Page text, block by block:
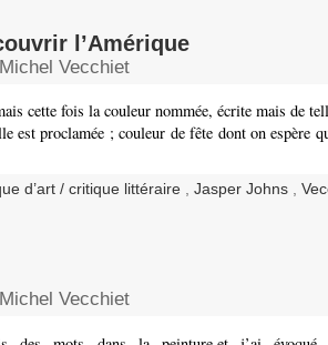
l’Amérique
Vecchiet
cette fois la couleur nommée, écrite mais de
est proclamée ; couleur de fête dont on espère
d’art / critique littéraire Jasper Johns
Vecchiet